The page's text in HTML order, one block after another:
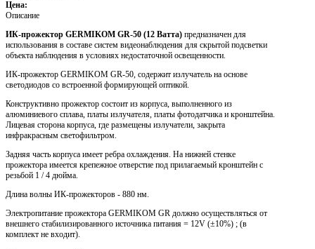
Цена:
Описание
ИК-прожектор GERMIKOM GR-50 (12 Ватта) предназначен для
использования в составе систем видеонаблюдения для скрытой подсветки
объекта наблюдения в условиях недостаточной освещенности.
ИК-прожектор GERMIKOM GR-50, содержит излучатель на основе
светодиодов со встроенной формирующей оптикой.
Конструктивно прожектор состоит из корпуса, выполненного из
алюминиевого сплава, платы излучателя, платы фотодатчика и кронштейна.
Лицевая сторона корпуса, где размещены излучатели, закрыта
инфракрасным светофильтром.
Задняя часть корпуса имеет ребра охлаждения. На нижней стенке
прожектора имеется крепежное отверстие под прилагаемый кронштейн с
резьбой 1 / 4 дюйма.
Длина волны ИК-прожекторов - 880 нм.
Электропитание прожектора GERMIKOM GR должно осуществляться от
внешнего стабилизированного источника питания = 12V (±10%) ; (в
комплект не входит).